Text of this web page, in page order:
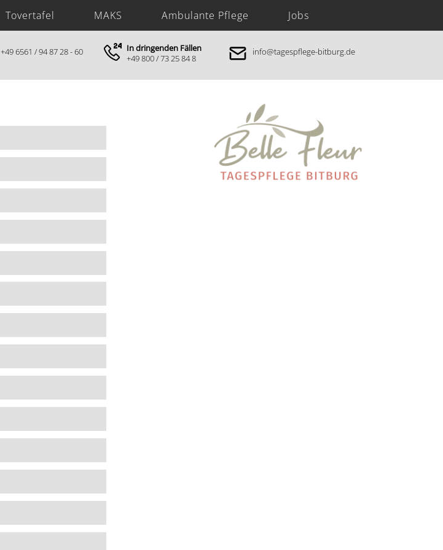
Tovertafel MAKS Ambulante Pflege Jobs
+49 6561 / 94 87 28 - 60
In dringenden Fällen
+49 800 / 73 25 84 8
info@tagespflege-bitburg.de